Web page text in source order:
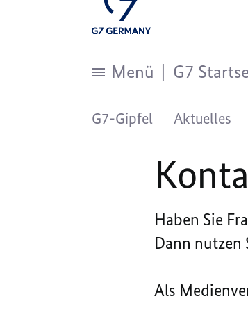
Menü G7
G7-Gipfel Aktuelles
Haben Sie
Dann nutzen
Als